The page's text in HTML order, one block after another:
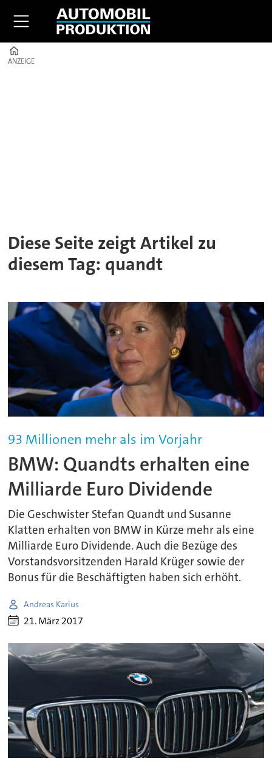
ANZEIGE
ANZEIGE
Diese Seite zeigt Artikel zu
diesem Tag: quandt
93 Millionen mehr als im Vorjahr
BMW: Quandts erhalten eine
Milliarde Euro Dividende
Die Geschwister Stefan Quandt und Susanne
Klatten erhalten von BMW in Kürze mehr als eine
Milliarde Euro Dividende. Auch die Bezüge des
Vorstandsvorsitzenden Harald Krüger sowie der
Bonus für die Beschäftigten haben sich erhöht.
Andreas Karius
21. März 2017